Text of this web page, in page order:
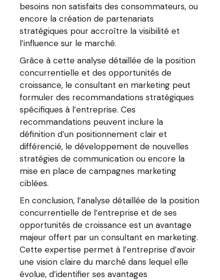
besoins non satisfaits des consommateurs, ou
encore la création de partenariats
stratégiques pour accroître la visibilité et
l’influence sur le marché.
Grâce à cette analyse détaillée de la position
concurrentielle et des opportunités de
croissance, le consultant en marketing peut
formuler des recommandations stratégiques
spécifiques à l’entreprise. Ces
recommandations peuvent inclure la
définition d’un positionnement clair et
différencié, le développement de nouvelles
stratégies de communication ou encore la
mise en place de campagnes marketing
ciblées.
En conclusion, l’analyse détaillée de la position
concurrentielle de l’entreprise et de ses
opportunités de croissance est un avantage
majeur offert par un consultant en marketing.
Cette expertise permet à l’entreprise d’avoir
une vision claire du marché dans lequel elle
évolue, d’identifier ses avantages